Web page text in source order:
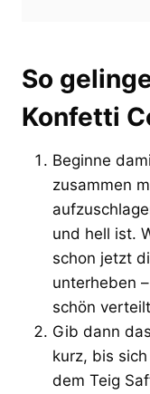
So
Konfetti
Beginne
zusammen
und hell ist.
schon jetzt
unterheben
schön
Gib dann
kurz, bis
dem Teig